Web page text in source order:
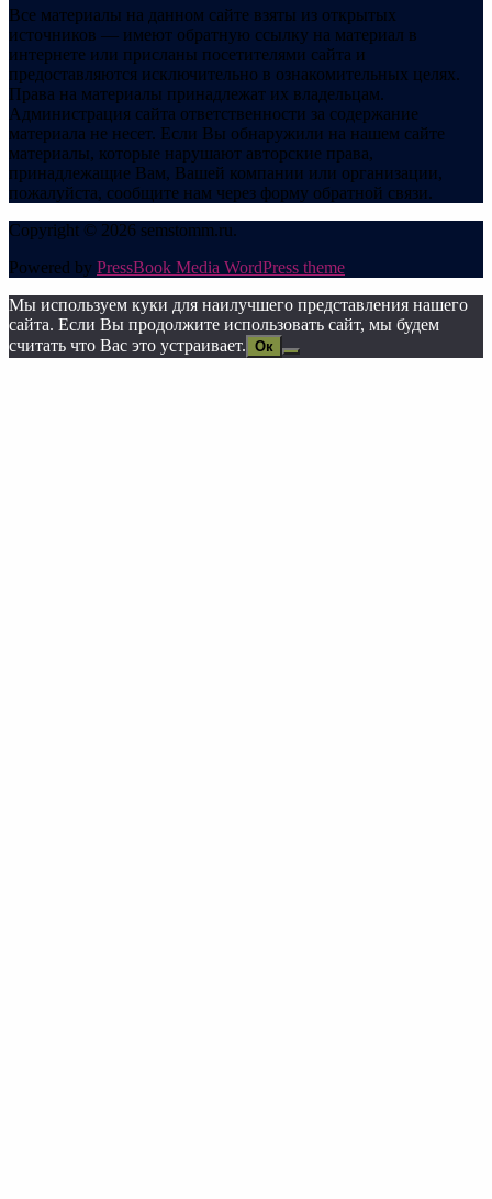
Все материалы на данном сайте взяты из открытых
источников — имеют обратную ссылку на материал в
интернете или присланы посетителями сайта и
предоставляются исключительно в ознакомительных целях.
Права на материалы принадлежат их владельцам.
Администрация сайта ответственности за содержание
материала не несет. Если Вы обнаружили на нашем сайте
материалы, которые нарушают авторские права,
принадлежащие Вам, Вашей компании или организации,
пожалуйста, сообщите нам через форму обратной связи.
Copyright © 2026 semstomm.ru.
Powered by PressBook Media WordPress theme
Мы используем куки для наилучшего представления нашего
сайта. Если Вы продолжите использовать сайт, мы будем
считать что Вас это устраивает. Ок